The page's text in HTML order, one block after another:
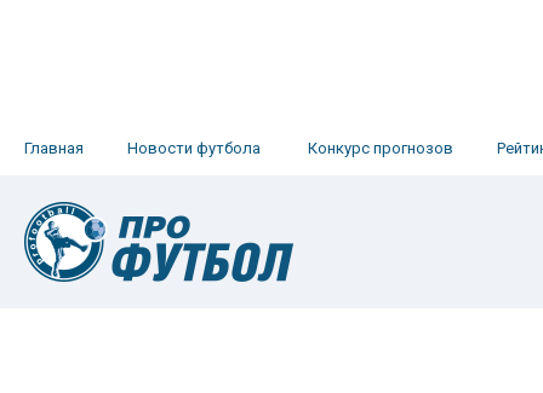
Главная Новости футбола Конкурс прогнозов